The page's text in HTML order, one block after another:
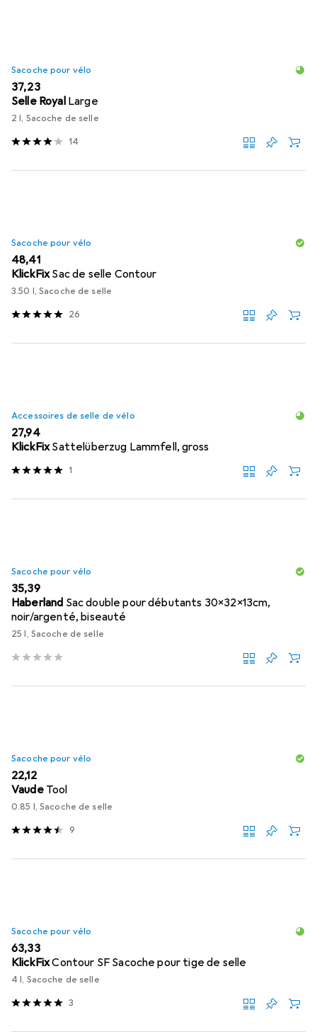
Sacoche pour vélo
EUR
37,23
Selle Royal Large
2 l, Sacoche de selle
14
Sacoche pour vélo
EUR
48,41
KlickFixSac de selle Contour
3.50 l, Sacoche de selle
26
Accessoires de selle de vélo
EUR
27,94
KlickFixSattelüberzug Lammfell, gross
1
Sacoche pour vélo
EUR
35,39
Haberland Sac double pour débutants 30x32x13cm,
noir/argenté, biseauté
25 l, Sacoche de selle
Sacoche pour vélo
EUR
22,12
Vaude Tool
0.85 l, Sacoche de selle
9
Sacoche pour vélo
EUR
63,33
KlickFixContour SF Sacoche pour tige de selle
4 l, Sacoche de selle
3